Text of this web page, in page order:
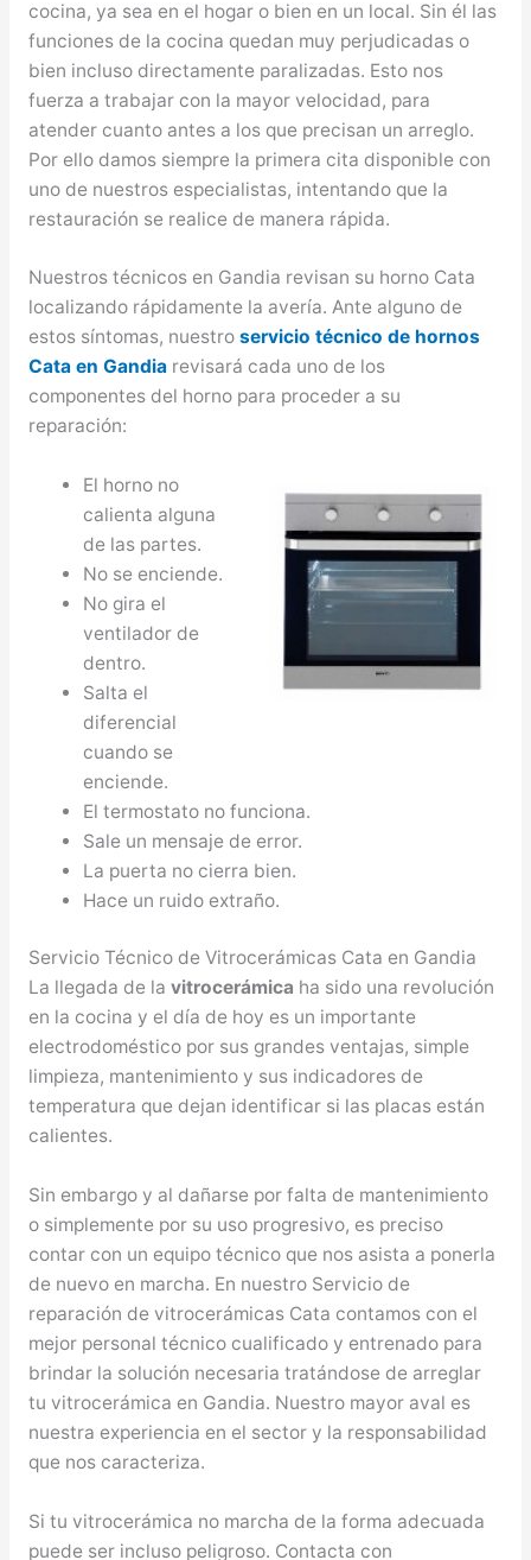
cocina, ya sea en el hogar o bien en un local. Sin él las
funciones de la cocina quedan muy perjudicadas o
bien incluso directamente paralizadas. Esto nos
fuerza a trabajar con la mayor velocidad, para
atender cuanto antes a los que precisan un arreglo.
Por ello damos siempre la primera cita disponible con
uno de nuestros especialistas, intentando que la
restauración se realice de manera rápida.
Nuestros técnicos en Gandia revisan su horno Cata
localizando rápidamente la avería. Ante alguno de
estos síntomas, nuestro servicio técnico de hornos
Cata en Gandiarevisará cada uno de los
componentes del horno para proceder a su
reparación:
El horno no
calienta alguna
de las partes.
No se enciende.
No gira el
ventilador de
dentro.
Salta el
diferencial
cuando se
enciende.
El termostato no funciona.
Sale un mensaje de error.
La puerta no cierra bien.
Hace un ruido extraño.
Servicio Técnico de Vitrocerámicas Cata en Gandia
La llegada de la vitrocerámica ha sido una revolución
en la cocina y el día de hoy es un importante
electrodoméstico por sus grandes ventajas, simple
limpieza, mantenimiento y sus indicadores de
temperatura que dejan identificar si las placas están
calientes.
Sin embargo y al dañarse por falta de mantenimiento
o simplemente por su uso progresivo, es preciso
contar con un equipo técnico que nos asista a ponerla
de nuevo en marcha. En nuestro Servicio de
reparación de vitrocerámicas Cata contamos con el
mejor personal técnico cualificado y entrenado para
brindar la solución necesaria tratándose de arreglar
tu vitrocerámica en Gandia. Nuestro mayor aval es
nuestra experiencia en el sector y la responsabilidad
que nos caracteriza.
Si tu vitrocerámica no marcha de la forma adecuada
puede ser incluso peligroso. Contacta con